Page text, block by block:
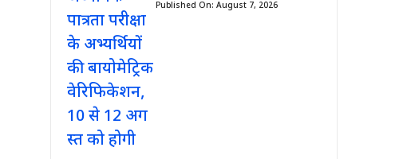
Published On: August 7, 2026